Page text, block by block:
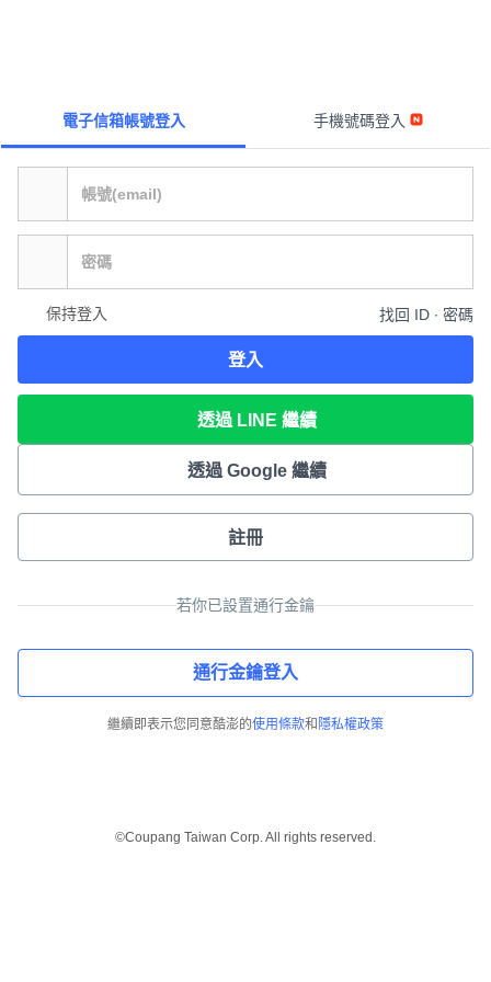
電子信箱帳號登入 手機號碼登入
保持登入 找回 ID ∙ 密碼
登入
透過 LINE 繼續
透過 Google 繼續
註冊
若你已設置通行金鑰
通行金鑰登入
繼續即表示您同意酷澎的使用條款和 隱私權政策
©Coupang Taiwan Corp. All rights reserved.